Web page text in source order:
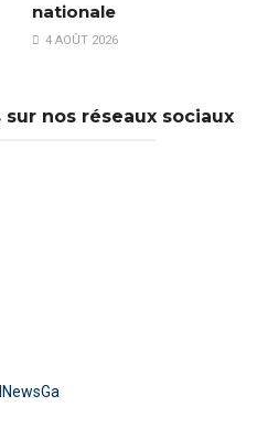
nationale
4 AOÛT 2026
nos réseaux sociaux